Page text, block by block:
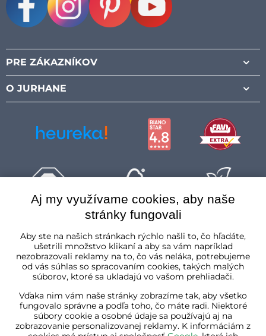
PRE ZÁKAZNÍKOV
O JURHANE
Aj my využívame cookies, aby naše
stránky fungovali
Aby ste na našich stránkach rýchlo našli to, čo hľadáte,
ušetrili množstvo klikaní a aby sa vám napríklad
nezobrazovali reklamy na to, čo vás neláka, potrebujeme
od vás súhlas so spracovaním cookies, takých malých
súborov, ktoré sa ukladajú vo vašom prehliadači.
Vďaka nim vám naše stránky zobrazíme tak, aby všetko
fungovalo správne a podľa toho, čo máte radi. Niektoré
súbory cookie a osobné údaje sa používajú aj na
zobrazovanie personalizovanej reklamy. K informáciám z